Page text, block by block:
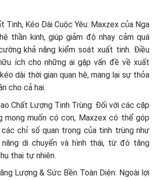
Tinh, Kéo Dài Cuộc Yêu: Maxzex của Nga
thần kinh, giúp giảm độ nhạy cảm quá
khả năng kiểm soát xuất tinh. Điều
ích cho những ai gặp vấn đề về xuất
dài thời gian quan hệ, mang lại sự thỏa
cho cả hai.
Chất Lượng Tinh Trùng: Đối với các cặp
mong muốn có con, Maxzex có thể góp
chỉ số quan trọng của tinh trùng như
di chuyển và hình thái, từ đó tăng
thai tự nhiên.
Lượng & Sức Bền Toàn Diện: Ngoài lợi